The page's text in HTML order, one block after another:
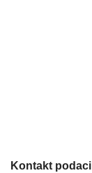
Kontakt podaci